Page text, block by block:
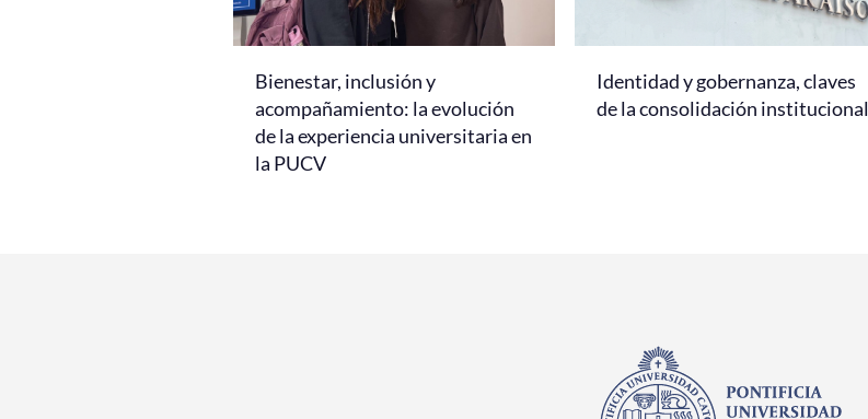
Bienestar, inclusión y
acompañamiento: la evolución
de la experiencia universitaria en
la PUCV
Identidad y gobernanza, claves
de la consolidación institucional